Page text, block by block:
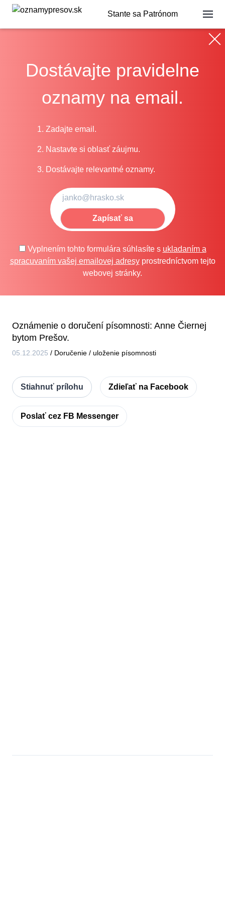
Stante sa Patrónom
Dostávajte pravidelne
oznamy na email.
1. Zadajte email.
2. Nastavte si oblasť záujmu.
3. Dostávajte relevantné oznamy.
Zapísať sa
Vyplnením tohto formulára súhlasíte s ukladaním a
spracuvaním vašej emailovej adresyprostredníctvom tejto
webovej stránky.
Oznámenie o doručení písomnosti: Anne Čiernej
bytom Prešov.
05.12.2025 / Doručenie / uloženie písomnosti
Stiahnuť prílohu Zdieľať na Facebook
Poslať cez FB Messenger